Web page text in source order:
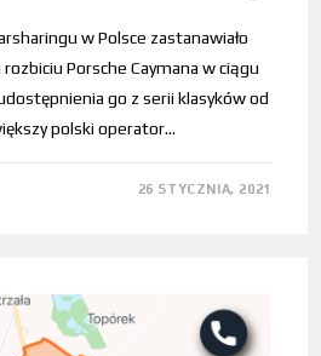
w Polsce zastanawiało
Porsche Caymana w ciągu
go z serii klasyków od
polski operator…
26 STYCZNIA, 2021